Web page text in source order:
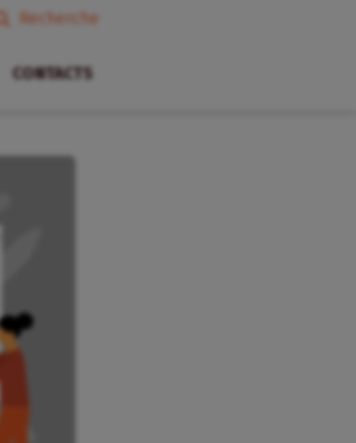
Recherche
CONTACTS